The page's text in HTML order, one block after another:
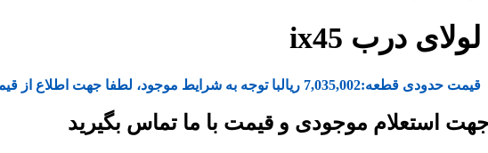
لولای درب ix45
قیمت حدودی قطعه:7,035,002 ریالبا توجه به شرایط موجود، لطفا جهت اطلاع از
استعلام موجودی و قیمت با ما تماس بگیرید